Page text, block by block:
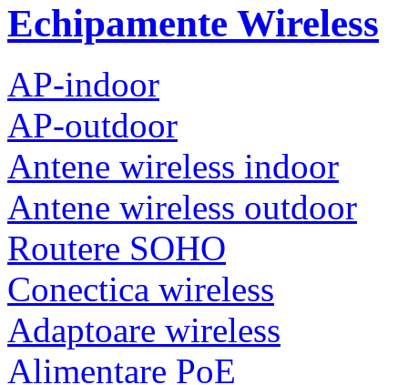
Echipamente Wireless
AP-indoor
AP-outdoor
Antene wireless indoor
Antene wireless outdoor
Routere SOHO
Conectica wireless
Adaptoare wireless
Alimentare PoE